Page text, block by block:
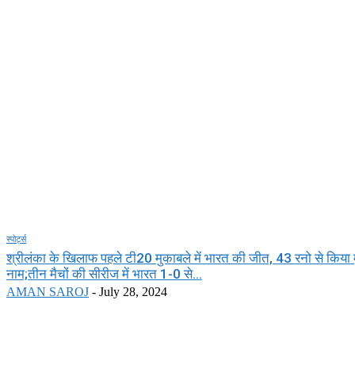
स्पोर्ट्स
श्रीलंका के खिलाफ पहले टी20 मुकाबले में भारत की जीत, 43 रनो से
नाम;तीन मैचों की सीरीज में भारत 1-0 से...
AMAN SAROJ - July 28, 2024